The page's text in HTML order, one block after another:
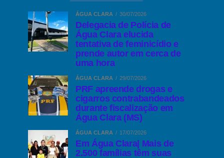
ÁGUA CLARA 30/07/2026
Delegacia de Polícia de
Água Clara elucida
tentativa de feminicídio e
prende autor em cerca de
uma hora
ÁGUA CLARA 29/07/2026
PRF apreende drogas e
cigarros contrabandeados
durante fiscalização em
Água Clara (MS)
ÁGUA CLARA 17/07/2026
Em Água Clara| Mais de
2.500 famílias têm suas